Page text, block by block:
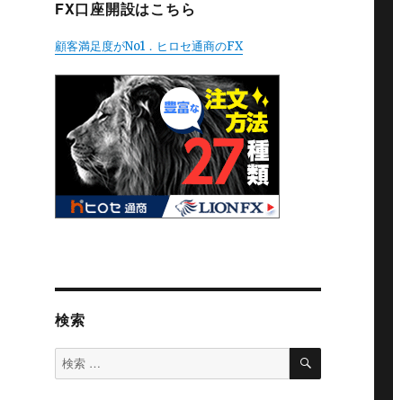
FX口座開設はこちら
顧客満足度がNo1．ヒロセ通商のFX
検索
検
索
検